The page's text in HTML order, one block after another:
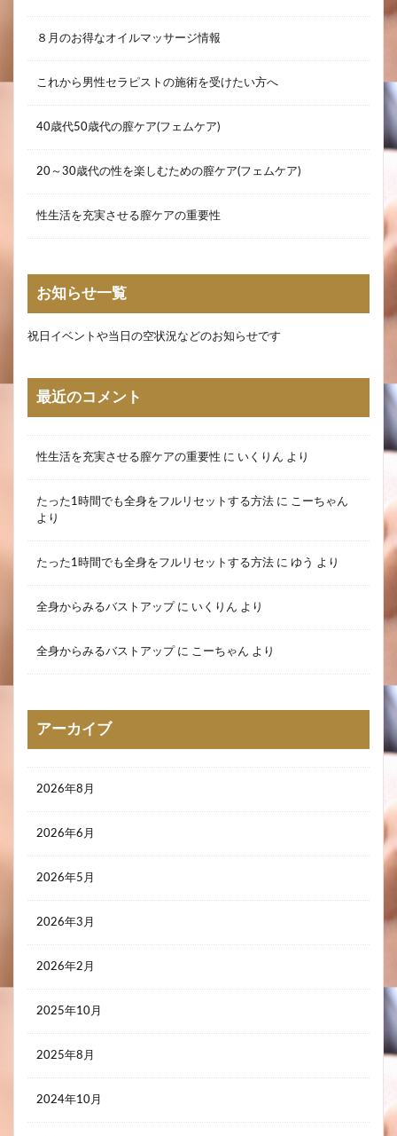
８月のお得なオイルマッサージ情報
これから男性セラピストの施術を受けたい方へ
40歳代50歳代の膣ケア(フェムケア)
20～30歳代の性を楽しむための膣ケア(フェムケア)
性生活を充実させる膣ケアの重要性
お知らせ一覧
祝日イベントや当日の空状況などのお知らせです
最近のコメント
性生活を充実させる膣ケアの重要性 に いくりん より
たった1時間でも全身をフルリセットする方法 に こーちゃん
より
たった1時間でも全身をフルリセットする方法 に ゆう より
全身からみるバストアップに いくりん より
全身からみるバストアップに こーちゃん より
アーカイブ
2026年8月
2026年6月
2026年5月
2026年3月
2026年2月
2025年10月
2025年8月
2024年10月